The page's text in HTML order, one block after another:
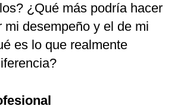
¿Qué más podría hacer
mi desempeño y el de mi
es lo que realmente